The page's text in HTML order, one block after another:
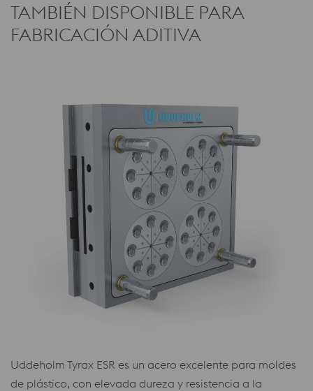
TAMBIÉN DISPONIBLE PARA
FABRICACIÓN ADITIVA
Uddeholm Tyrax ESR es un acero excelente para moldes
de plástico, con elevada dureza y resistencia a la